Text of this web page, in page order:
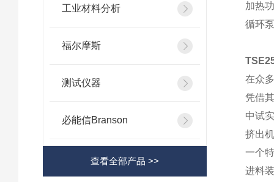
工业材料分析
福尔摩斯
测试仪器
必能信Branson
查看全部产品 >>
加热
循环
在众
凭借
中试
挤出
一个
进料